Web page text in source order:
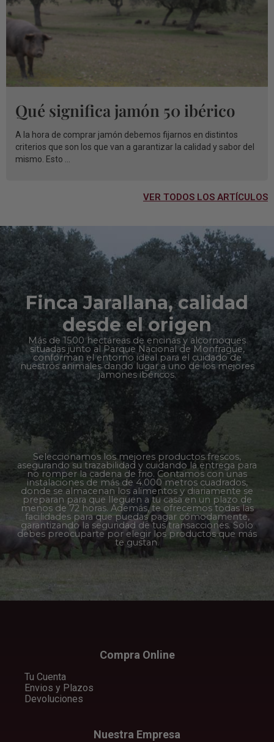
Qué significa jamón 50 ibérico
A la hora de comprar jamón debemos fijarnos en distintos
criterios que son los que van a garantizar la calidad y sabor del
mismo. Esto ...
VER TODOS LOS ARTÍCULOS
Finca Jarallana, calidad
desde el origen
Más de 1500 hectáreas de encinas y alcornoques
situadas junto al Parque Nacional de Monfragüe,
conforman el entorno ideal para el cuidado de
nuestros animales dando lugar a uno de los mejores
jamones ibéricos.
Seleccionamos los mejores productos frescos,
asegurando su trazabilidad y cuidando la entrega para
no romper la cadena de frio. Contamos con unas
instalaciones de más de 4.000 metros cuadrados,
donde se almacenan los alimentos y diariamente se
preparan para que lleguen a tu casa en un plazo de
menos de 72 horas. Además, te ofrecemos todas las
facilidades para que puedas pagar cómodamente,
garantizando la seguridad de tus transacciones. Solo
debes preocuparte por elegir los productos que más
te gustan.
Compra Online
Tu Cuenta
Envios y Plazos
Devoluciones
Nuestra Empresa